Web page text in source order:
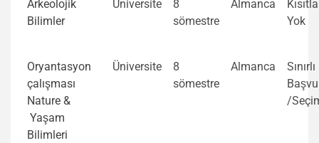
Arkeolojik
Bilimler
Üniversite
8
sömestre
Almanca
Yok
Oryantasyon
çalışması
Nature &
Yaşam
Bilimleri
Üniversite
8
sömestre
Almanca
Sınırlı
/